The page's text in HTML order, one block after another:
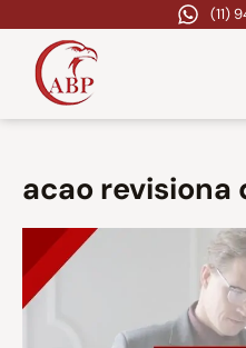
(11)
acao revisiona